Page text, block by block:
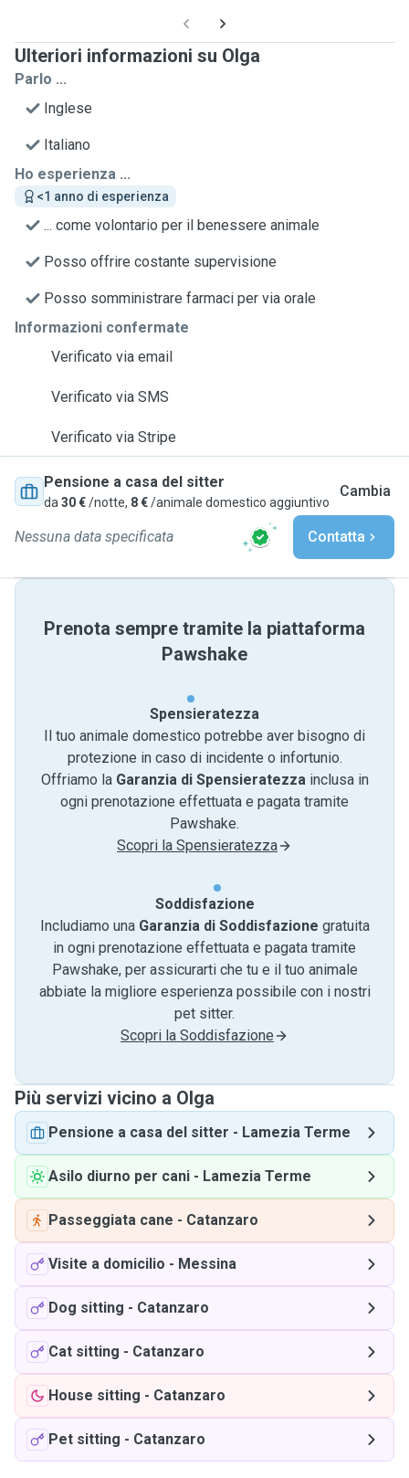
Ulteriori informazioni su Olga
Parlo ...
Inglese
Italiano
Ho esperienza ...
<1 anno di esperienza
... come volontario per il benessere animale
Posso offrire costante supervisione
Posso somministrare farmaci per via orale
Informazioni confermate
Verificato via email
Verificato via SMS
Verificato via Stripe
Pensione a casa del sitter
da 30 €/notte, 8 €/animale domestico aggiuntivo
Cambia
Nessuna data specificata Contatta
Prenota sempre tramite la piattaforma
Pawshake
Spensieratezza
Il tuo animale domestico potrebbe aver bisogno di
protezione in caso di incidente o infortunio.
Offriamo la Garanzia di Spensieratezzainclusa in
ogni prenotazione effettuata e pagata tramite
Pawshake.
Scopri la Spensieratezza
Soddisfazione
Includiamo una Garanzia di Soddisfazione gratuita
in ogni prenotazione effettuata e pagata tramite
Pawshake, per assicurarti che tu e il tuo animale
abbiate la migliore esperienza possibile con i nostri
pet sitter.
Scopri la Soddisfazione
Più servizi vicino a Olga
Pensione a casa del sitter - Lamezia Terme
Asilo diurno per cani - Lamezia Terme
Passeggiata cane - Catanzaro
Visite a domicilio - Messina
Dog sitting - Catanzaro
Cat sitting - Catanzaro
House sitting - Catanzaro
Pet sitting - Catanzaro